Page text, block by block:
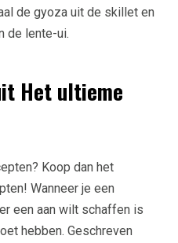
de gyoza uit de skillet en
de lente-ui.
Het ultieme
Koop dan het
Wanneer je een
een aan wilt schaffen is
hebben. Geschreven